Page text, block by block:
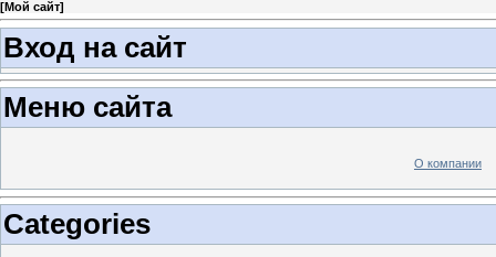
[Мой сайт]
Вход на сайт
Меню сайта
О компании
Categories